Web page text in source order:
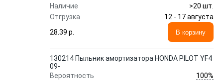
Наличие
>20 шт.
Отгрузка
12 - 17 августа
28.39 p.
В корзину
130214 Пыльник амортизатора HONDA PILOT YF4
09-
Вероятность
100%